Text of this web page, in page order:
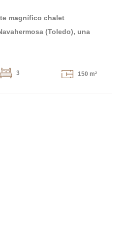
magnífico chalet
(Toledo), una
3 150 m²